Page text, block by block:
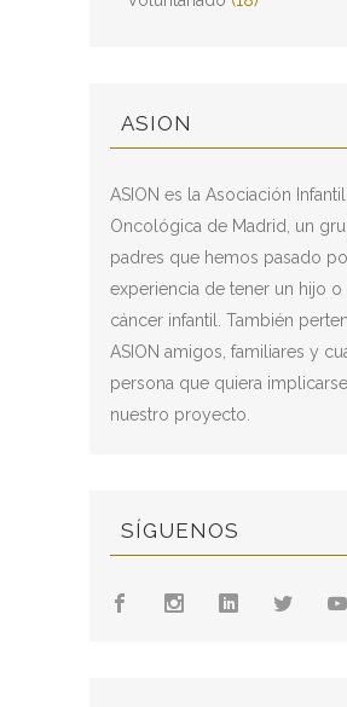
ASION
ASION es la Asociación Infantil
Oncológica de Madrid, un
padres que hemos pasado
experiencia de tener un hijo o
cáncer infantil. También
ASION amigos, familiares y
persona que quiera
nuestro proyecto.
SÍGUENOS